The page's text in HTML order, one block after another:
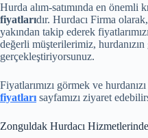
Hurda alım-satımında en önemli
fiyatlarıdır. Hurdacı Firma
yakından takip ederek
değerli müşterilerimiz,
gerçekleştiriyorsunuz.
Fiyatlarımızı görmek ve
fiyatları sayfamızı ziyaret
Zonguldak Hurdacı